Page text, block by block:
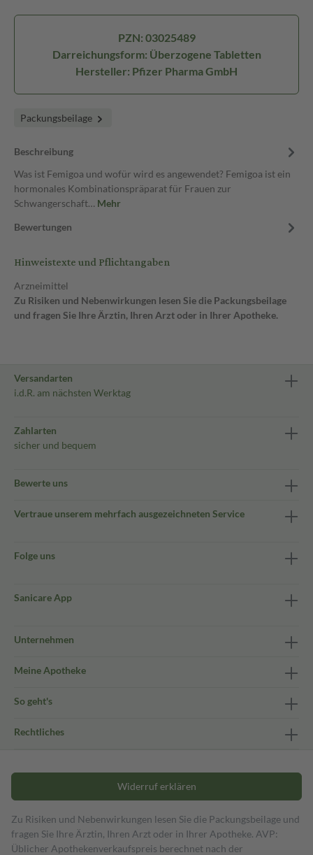
PZN: 03025489
Darreichungsform: Überzogene Tabletten
Hersteller: Pfizer Pharma GmbH
Packungsbeilage
Beschreibung
Was ist Femigoa und wofür wird es angewendet? Femigoa ist ein
hormonales Kombinationspräparat für Frauen zur
Schwangerschaft… Mehr
Bewertungen
Hinweistexte und Pflichtangaben
Arzneimittel
Zu Risiken und Nebenwirkungen lesen Sie die Packungsbeilage
und fragen Sie Ihre Ärztin, Ihren Arzt oder in Ihrer Apotheke.
Versandarten
i.d.R. am nächsten Werktag
Zahlarten
sicher und bequem
Bewerte uns
Vertraue unserem mehrfach ausgezeichneten Service
Folge uns
Sanicare App
Unternehmen
Meine Apotheke
So geht's
Rechtliches
Widerruf erklären
Zu Risiken und Nebenwirkungen lesen Sie die Packungsbeilage und
fragen Sie Ihre Ärztin, Ihren Arzt oder in Ihrer Apotheke. AVP:
Üblicher Apothekenverkaufspreis berechnet nach der